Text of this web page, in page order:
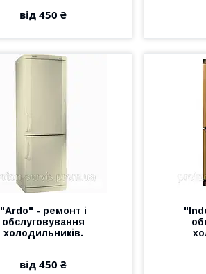
від 450 ₴
"Ardo" - ремонт і
обслуговування
холодильників.
від 450 ₴